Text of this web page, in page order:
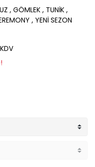
,GÖMLEK , TUNİK ,
,YENİ SEZON